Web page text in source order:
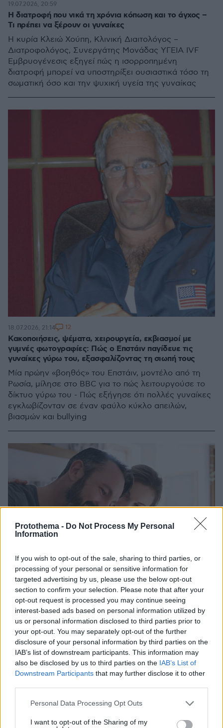
Protothema - Do Not Process My Personal
Information
If you wish to opt-out of the sale, sharing to third parties, or
processing of your personal or sensitive information for
targeted advertising by us, please use the below opt-out
section to confirm your selection. Please note that after your
opt-out request is processed you may continue seeing
interest-based ads based on personal information utilized by
us or personal information disclosed to third parties prior to
your opt-out. You may separately opt-out of the further
disclosure of your personal information by third parties on the
IAB’s list of downstream participants. This information may
also be disclosed by us to third parties on the IAB’s List of
Downstream Participants that may further disclose it to other
Please note that this website/app uses one or more Google
not limited to your visit or usage behaviour. You may click to
Personal Data Processing Opt Outs
I want to opt-out of the Sharing of my
Η διατροφή που νικά τη χρόνια κόπωση και το άγχος –
Τι πρέπει να ξέρουν οι γυναίκες
Η κυρία Κλειώ Χούπη, Κλινική Διαιτολόγος –
Διατροφολόγος, Συνεργάτης Μονάδας ΥΓΕΙΑ IVF
Εμβρυογένεσις εξηγεί πώς η ισορροπημένη
διατροφή μπορεί να υποστηρίξει ουσιαστικά τόσο τη
σωματική όσο και την ψυχική υγεία της γυναίκας
19.07.2026, 20:59
Κακοποιήσεις, ψέματα, χειρουργεία, εκβιασμοί με
γυμνές φωτογραφίες: Πώς ο Επστάιν παγίδευε τις
γυναίκες γύρω του, εξασφαλίζοντας τη σιωπή τους
Μία πρώην «βοηθός» του Επστάιν, μοντέλο από τη
Ρωσία, μίλησε στο BBC για το πώς λειτουργούσε το
δίκτυο γύρω του - Πώς εξήγησε ότι πολλές γυναίκες
εγκλωβίζονταν σε έναν φαύλο κύκλο απειλών,
βιασμών και bullying
18.07.2026, 21:14 12
Γιατί ο γάμος ωφελεί περισσότερο τους άνδρες από τις
υγεία και λιγότερο άγχος. Μια ψυχοθεραπεύτρια
εξηγεί τι συμβαίνει
17.07.2026, 21:11